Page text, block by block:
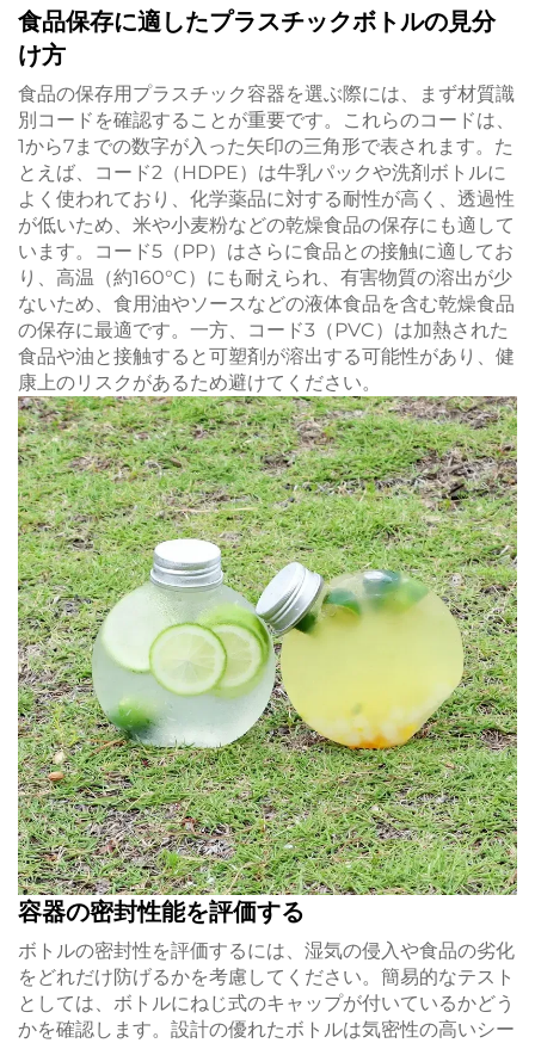
食品保存に適したプラスチックボトルの見分
け方
食品の保存用プラスチック容器を選ぶ際には、まず材質識
別コードを確認することが重要です。これらのコードは、
1から7までの数字が入った矢印の三角形で表されます。た
とえば、コード2（HDPE）は牛乳パックや洗剤ボトルに
よく使われており、化学薬品に対する耐性が高く、透過性
が低いため、米や小麦粉などの乾燥食品の保存にも適して
います。コード5（PP）はさらに食品との接触に適してお
り、高温（約160°C）にも耐えられ、有害物質の溶出が少
ないため、食用油やソースなどの液体食品を含む乾燥食品
の保存に最適です。一方、コード3（PVC）は加熱された
食品や油と接触すると可塑剤が溶出する可能性があり、健
康上のリスクがあるため避けてください。
容器の密封性能を評価する
ボトルの密封性を評価するには、湿気の侵入や食品の劣化
をどれだけ防げるかを考慮してください。簡易的なテスト
としては、ボトルにねじ式のキャップが付いているかどう
かを確認します。設計の優れたボトルは気密性の高いシー